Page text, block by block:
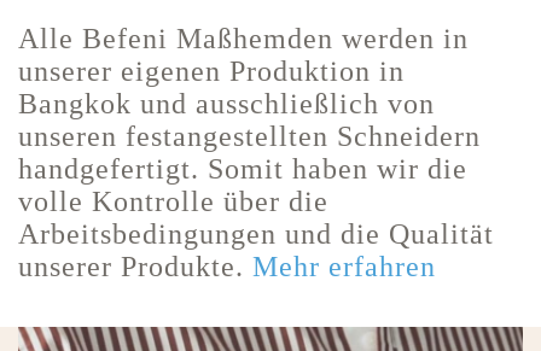
Alle Befeni Maßhemden werden in
unserer eigenen Produktion in
Bangkok und ausschließlich von
unseren festangestellten Schneidern
handgefertigt. Somit haben wir die
volle Kontrolle über die
Arbeitsbedingungen und die Qualität
unserer Produkte. Mehr erfahren